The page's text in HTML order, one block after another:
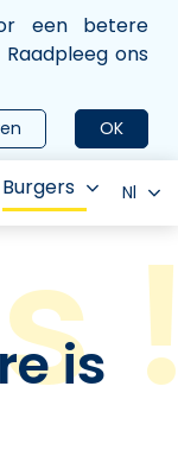
een betere
ons
OK
Burgers Nl
is